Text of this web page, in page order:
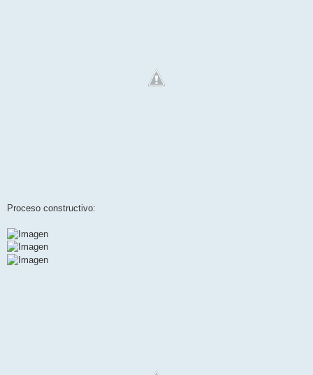
Proceso constructivo: